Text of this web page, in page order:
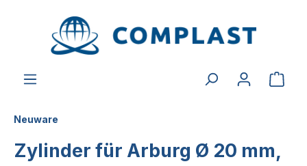
Neuware
Zylinder für Arburg Ø 20 mm,